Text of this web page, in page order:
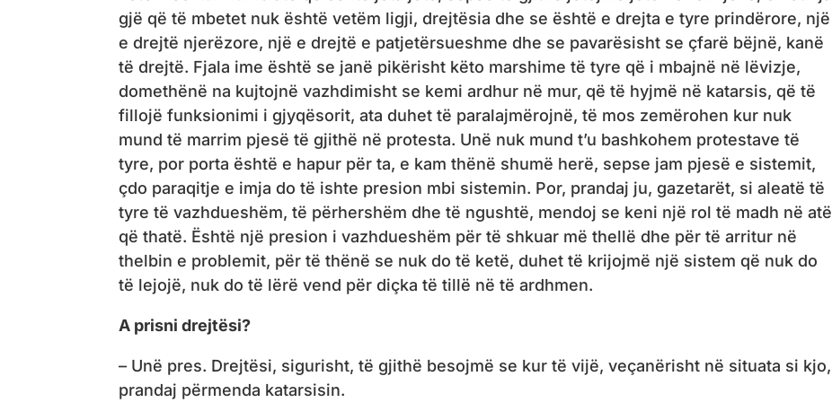
gjë që të mbetet nuk është vetëm ligji, drejtësia dhe se është e drejta e tyre prindërore, një
e drejtë njerëzore, një e drejtë e patjetërsueshme dhe se pavarësisht se çfarë bëjnë, kanë
të drejtë. Fjala ime është se janë pikërisht këto marshime të tyre që i mbajnë në lëvizje,
domethënë na kujtojnë vazhdimisht se kemi ardhur në mur, që të hyjmë në katarsis, që të
fillojë funksionimi i gjyqësorit, ata duhet të paralajmërojnë, të mos zemërohen kur nuk
mund të marrim pjesë të gjithë në protesta. Unë nuk mund t’u bashkohem protestave të
tyre, por porta është e hapur për ta, e kam thënë shumë herë, sepse jam pjesë e sistemit,
çdo paraqitje e imja do të ishte presion mbi sistemin. Por, prandaj ju, gazetarët, si aleatë të
tyre të vazhdueshëm, të përhershëm dhe të ngushtë, mendoj se keni një rol të madh në atë
që thatë. Është një presion i vazhdueshëm për të shkuar më thellë dhe për të arritur në
thelbin e problemit, për të thënë se nuk do të ketë, duhet të krijojmë një sistem që nuk do
të lejojë, nuk do të lërë vend për diçka të tillë në të ardhmen.
A prisni drejtësi?
– Unë pres. Drejtësi, sigurisht, të gjithë besojmë se kur të vijë, veçanërisht në situata si kjo,
prandaj përmenda katarsisin.